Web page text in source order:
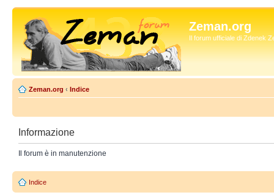
Zeman.org
Il forum ufficiale di Zdenek
Zeman.org ‹ Indice
Informazione
Il forum è in manutenzione
Indice